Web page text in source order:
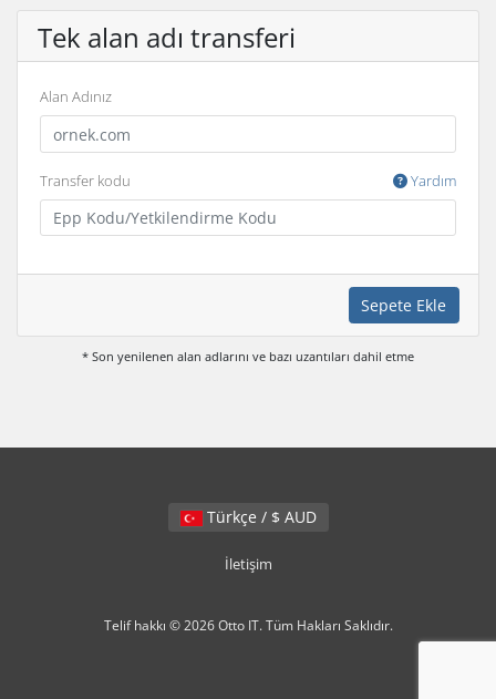
Tek alan adı transferi
Alan Adınız
Transfer kodu Yardım
Sepete Ekle
* Son yenilenen alan adlarını ve bazı uzantıları dahil etme
Türkçe / $ AUD
İletişim
Telif hakkı © 2026 Otto IT. Tüm Hakları Saklıdır.